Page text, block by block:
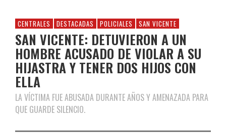
CENTRALES DESTACADAS POLICIALES SAN VICENTE
SAN VICENTE: DETUVIERON A UN
HOMBRE ACUSADO DE VIOLAR A SU
HIJASTRA Y TENER DOS HIJOS CON
ELLA
LA VÍCTIMA FUE ABUSADA DURANTE AÑOS Y AMENAZADA PARA
QUE GUARDE SILENCIO.